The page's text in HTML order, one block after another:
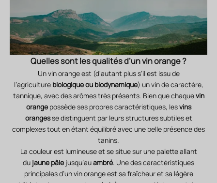
Quelles sont les qualités d’un vin orange ?
Un vin orange est (d'autant plus s’il est issu de
l’agriculture biologique ou biodynamique) un vin de caractère,
tannique, avec des arômes très présents. Bien que chaquevin
orangepossède ses propres caractéristiques, lesvins
orangesse distinguent par leurs structures subtiles et
complexes tout en étant équilibré avec une belle présence des
tanins.
La couleur est lumineuse et se situe sur une palette allant
du jaune pâle jusqu’auambré. Une des caractéristiques
principales d’un vin orange est sa fraîcheur et sa légère